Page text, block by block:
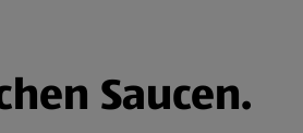
Saucen.